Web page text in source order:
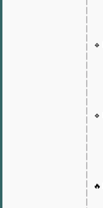
🔹
🔹
🔥